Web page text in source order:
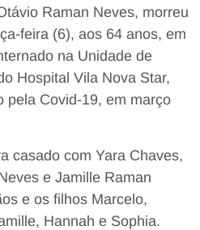
Raman Neves, morreu
feira (6), aos 64 anos, em
na Unidade de
Hospital Vila Nova Star,
pela Covid-19, em março
casado com Yara Chaves,
e Jamille Raman
e os filhos Marcelo,
Hannah e Sophia.